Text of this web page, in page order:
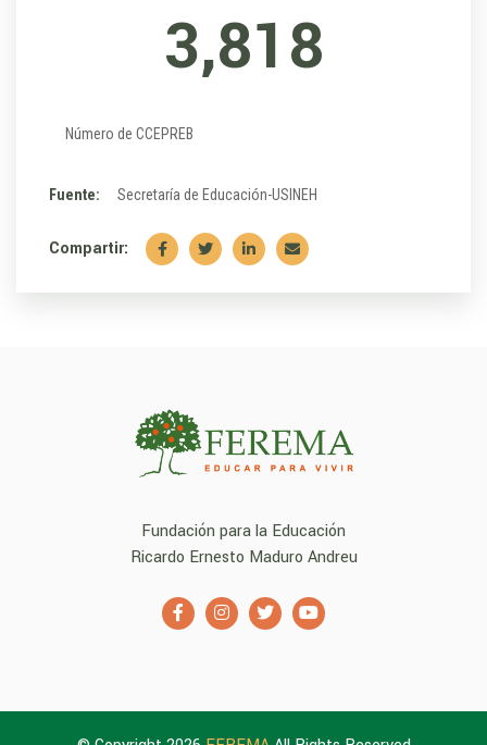
3,818
Número de CCEPREB
Fuente: Secretaría de Educación-USINEH
Compartir:
Fundación para la Educación
Ricardo Ernesto Maduro Andreu